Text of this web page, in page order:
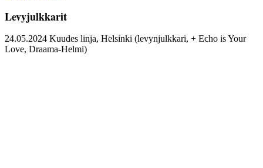
Levyjulkkarit
24.05.2024 Kuudes linja, Helsinki (levynjulkkari, + Echo is Your
Love, Draama-Helmi)